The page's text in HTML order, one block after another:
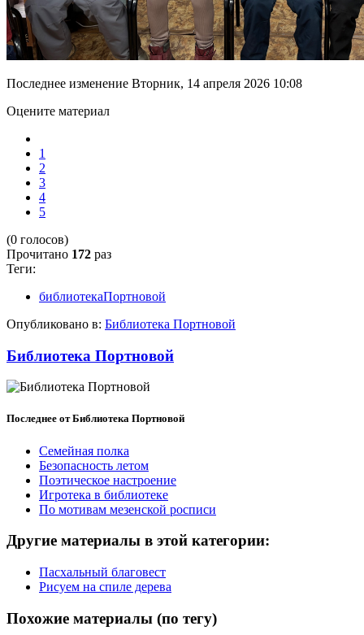
Последнее изменение Вторник, 14 апреля 2026 10:08
Оцените материал
1
2
3
4
5
(0 голосов)
Прочитано 172 раз
Теги:
библиотекаПортновой
Опубликовано в: Библиотека Портновой
Библиотека Портновой
Последнее от Библиотека Портновой
Семейная полка
Безопасность летом
Поэтическое настроение
Игротека в библиотеке
По мотивам мезенской росписи
Другие материалы в этой категории:
Пасхальный благовест
Рисуем на спиле дерева
Похожие материалы (по тегу)